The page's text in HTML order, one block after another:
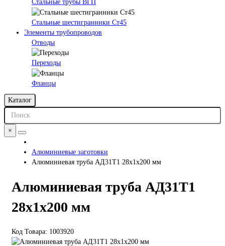
Стальные трубы ВГП
Стальные шестигранники Ст45
Элементы трубопроводов
Отводы
Переходы
Фланцы
Каталог
×
Алюминиевые заготовки
Алюминиевая труба АД31Т1 28х1х200 мм
Алюминиевая труба АД31Т1
28х1х200 мм
Код Товара: 1003920